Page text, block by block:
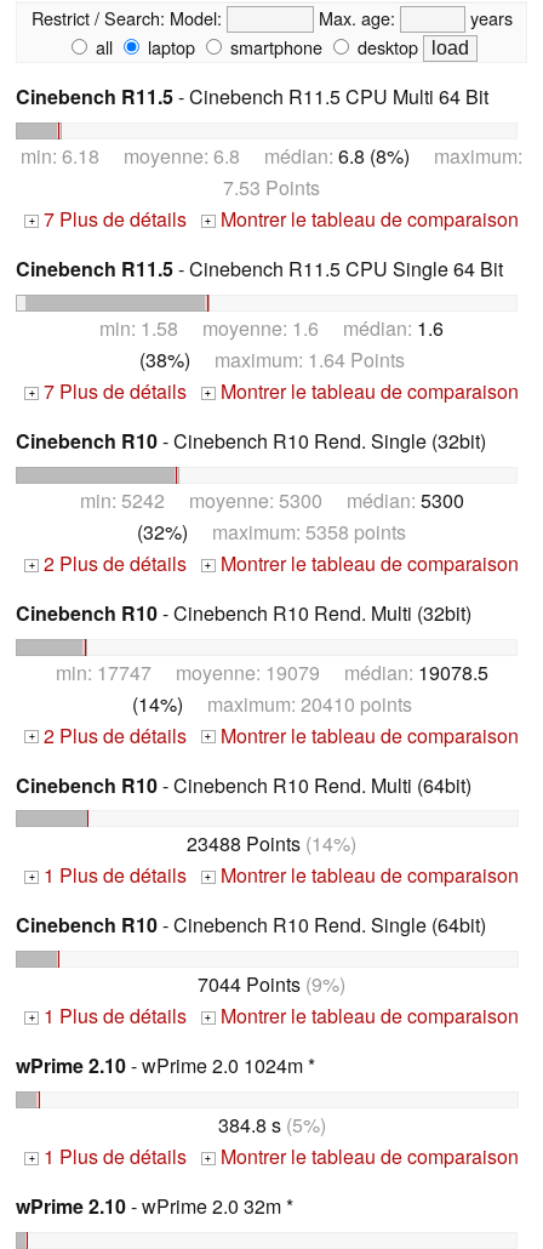
Restrict / Search: Model: Max. age:
years
all
laptop smartphone desktop
Cinebench R11.5- Cinebench R11.5 CPU Multi 64 Bit
min: 6.18 moyenne: 6.8 médian: 6.8 (8%) maximum:
7.53 Points
+ 7 Plus de détails + Montrer le tableau de comparaison
Cinebench R11.5- Cinebench R11.5 CPU Single 64 Bit
min: 1.58 moyenne: 1.6 médian: 1.6
(38%) maximum: 1.64 Points
+ 7 Plus de détails + Montrer le tableau de comparaison
Cinebench R10- Cinebench R10 Rend. Single (32bit)
min: 5242 moyenne: 5300 médian: 5300
(32%) maximum: 5358 points
+ 2 Plus de détails + Montrer le tableau de comparaison
Cinebench R10- Cinebench R10 Rend. Multi (32bit)
min: 17747 moyenne: 19079 médian: 19078.5
(14%) maximum: 20410 points
+ 2 Plus de détails + Montrer le tableau de comparaison
Cinebench R10- Cinebench R10 Rend. Multi (64bit)
23488 Points (14%)
+ 1 Plus de détails + Montrer le tableau de comparaison
Cinebench R10- Cinebench R10 Rend. Single (64bit)
7044 Points (9%)
+ 1 Plus de détails + Montrer le tableau de comparaison
wPrime 2.10- wPrime 2.0 1024m *
384.8 s(5%)
+ 1 Plus de détails + Montrer le tableau de comparaison
wPrime 2.10- wPrime 2.0 32m *